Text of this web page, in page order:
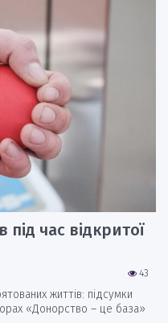
під час відкритої
43
життів: підсумки
«Донорство – це база»